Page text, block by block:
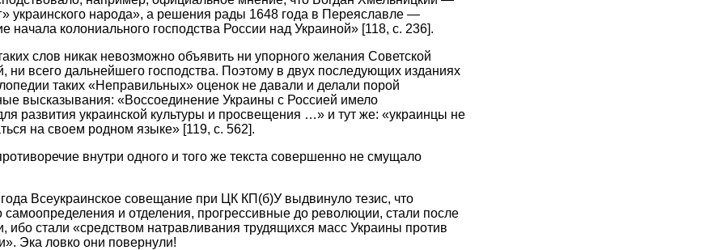
украинского народа», а решения рады 1648 года в Переяславле —
колониального господства России над Украиной» [118, с. 236].
слов никак невозможно объявить ни упорного желания Советской
ни всего дальнейшего господства. Поэтому в двух последующих изданиях
таких «Неправильных» оценок не давали и делали порой
высказывания: «Воссоединение Украины с Россией имело
развития украинской культуры и просвещения …» и тут же: «украинцы не
на своем родном языке» [119, с. 562].
внутри одного и того же текста совершенно не смущало
Всеукраинское совещание при ЦК КП(б)У выдвинуло тезис, что
самоопределения и отделения, прогрессивные до революции, стали после
стали «средством натравливания трудящихся масс Украины против
Эка ловко они повернули!